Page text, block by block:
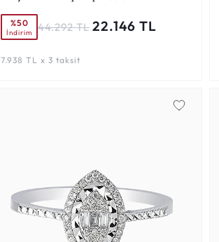
%50
İndirim 44.292 TL 22.146 TL
7.938 TL x 3 taksit